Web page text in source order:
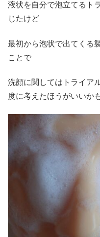
液状を自分で泡立てるト
じたけど
最初から泡状で出てくる
ことで
洗顔に関してはトライア
度に考えたほうがいいかも